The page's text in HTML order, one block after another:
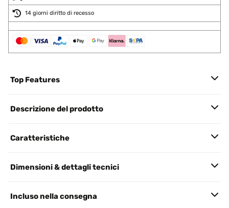
14 giorni diritto di recesso
Top Features
Descrizione del prodotto
Caratteristiche
Dimensioni & dettagli tecnici
Incluso nella consegna